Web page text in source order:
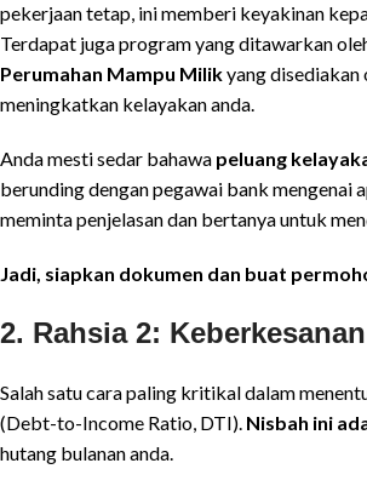
pekerjaan tetap, ini memberi keyakinan
Terdapat juga program yang ditawarkan
Perumahan Mampu Milikyang disediakan
meningkatkan kelayakan anda.
Anda mesti sedar bahawa peluang
berunding dengan pegawai bank mengenai
meminta penjelasan dan bertanya untuk
Jadi, siapkan dokumen dan buat
2. Rahsia 2:
Salah satu cara paling kritikal dalam
(Debt-to-Income Ratio, DTI). Nisbah ini
hutang bulanan anda.